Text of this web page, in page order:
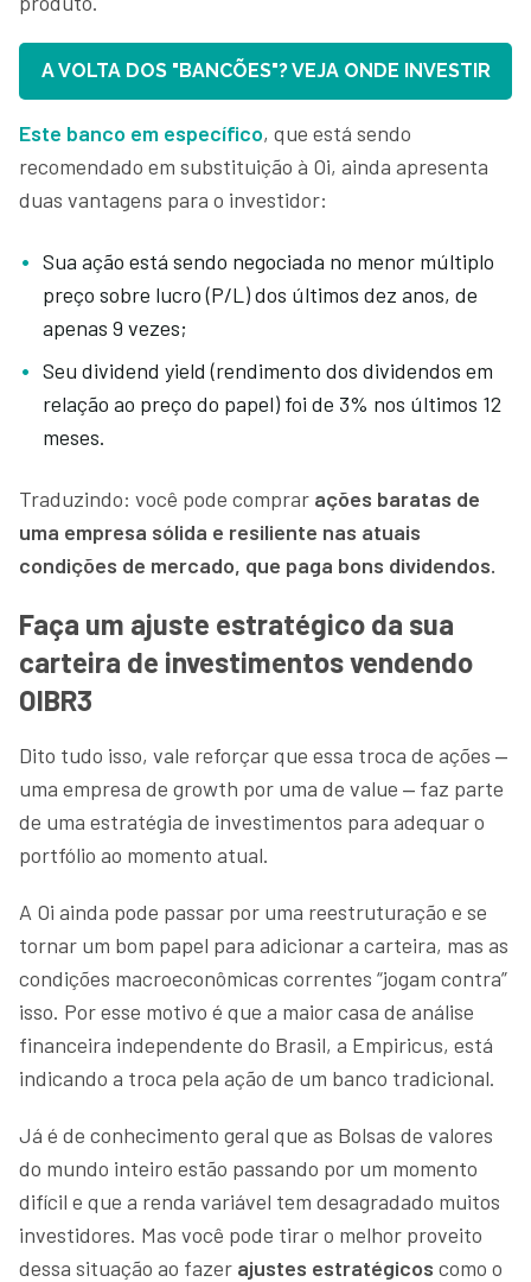
A VOLTA DOS "BANCÕES"? VEJA ONDE INVESTIR
Este banco em específico, que está sendo
recomendado em substituição à Oi, ainda apresenta
duas vantagens para o investidor:
Sua ação está sendo negociada no menor múltiplo
preço sobre lucro (P/L) dos últimos dez anos, de
apenas 9 vezes;
Seu dividend yield (rendimento dos dividendos em
relação ao preço do papel) foi de 3% nos últimos 12
meses.
Traduzindo: você pode comprar ações baratas de
uma empresa sólida e resiliente nas atuais
condições de mercado, que paga bons dividendos.
Faça um ajuste estratégico da sua
carteira de investimentos vendendo
OIBR3
Dito tudo isso, vale reforçar que essa troca de ações ‒
uma empresa de growth por uma de value ‒ faz parte
de uma estratégia de investimentos para adequar o
portfólio ao momento atual.
A Oi ainda pode passar por uma reestruturação e se
tornar um bom papel para adicionar a carteira, mas as
condições macroeconômicas correntes “jogam contra”
isso. Por esse motivo é que a maior casa de análise
financeira independente do Brasil, a Empiricus, está
indicando a troca pela ação de um banco tradicional.
Já é de conhecimento geral que as Bolsas de valores
do mundo inteiro estão passando por um momento
difícil e que a renda variável tem desagradado muitos
investidores. Mas você pode tirar o melhor proveito
dessa situação ao fazer ajustes estratégicos como o